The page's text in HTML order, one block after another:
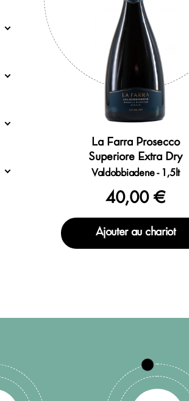
La Farra Prosecco
Superiore Extra Dry
Valdobbiadene - 1,5lt
40,00 €
Ajouter au chariot